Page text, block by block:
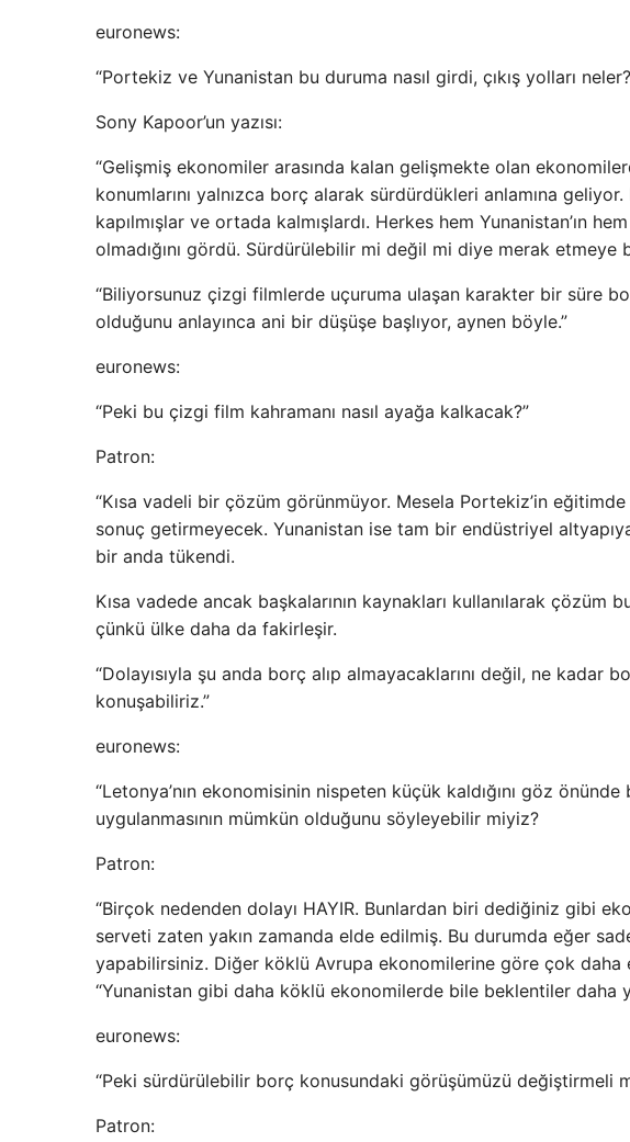
euronews:
“Portekiz ve Yunanistan bu duruma nasıl girdi, çıkış yolları
Sony Kapoor’un yazısı:
“Gelişmiş ekonomiler arasında kalan gelişmekte olan
konumlarını yalnızca borç alarak sürdürdükleri anlamına
kapılmışlar ve ortada kalmışlardı. Herkes hem Yunanistan’ın
olmadığını gördü. Sürdürülebilir mi değil mi diye merak etmeye
“Biliyorsunuz çizgi filmlerde uçuruma ulaşan karakter bir süre
olduğunu anlayınca ani bir düşüşe başlıyor, aynen böyle.”
euronews:
“Peki bu çizgi film kahramanı nasıl ayağa kalkacak?”
Patron:
“Kısa vadeli bir çözüm görünmüyor. Mesela Portekiz’in
sonuç getirmeyecek. Yunanistan ise tam bir endüstriyel
bir anda tükendi.
Kısa vadede ancak başkalarının kaynakları kullanılarak
çünkü ülke daha da fakirleşir.
“Dolayısıyla şu anda borç alıp almayacaklarını değil, ne kadar
konuşabiliriz.”
euronews:
“Letonya’nın ekonomisinin nispeten küçük kaldığını göz
uygulanmasının mümkün olduğunu söyleyebilir miyiz?
Patron:
“Birçok nedenden dolayı HAYIR. Bunlardan biri dediğiniz gibi
serveti zaten yakın zamanda elde edilmiş. Bu durumda eğer
yapabilirsiniz. Diğer köklü Avrupa ekonomilerine göre çok daha
“Yunanistan gibi daha köklü ekonomilerde bile beklentiler daha
euronews:
“Peki sürdürülebilir borç konusundaki görüşümüzü değiştirmeli
Patron: